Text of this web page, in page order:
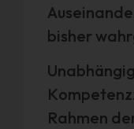
bisher
Rahmen